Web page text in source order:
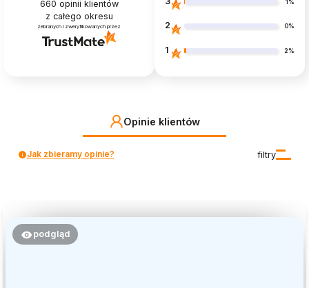
660 opinii klientów
z całego okresu
zebranych i zweryfikowanych przez
1%
2 0%
1 2%
Opinie klientów
filtry
Jak zbieramy opinie?
podgląd